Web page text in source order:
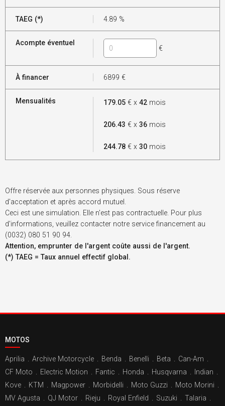
TAEG (*) 4.89 %
Acompte éventuel
€
À financer 6899 €
Mensualités 179.05 € x42 mois
206.43 € x36 mois
244.78 € x30 mois
Offre réservée aux personnes physiques. Sous réserve
d'acceptation et après accord mutuel.
Ceci est une simulation. Elle n'est pas contractuelle. Pour plus
d'informations, veuillez contacter notre service financement au
(0032) 080 51 90 94.
Attention, emprunter de l'argent coûte aussi de l'argent.
(*) TAEG = Taux annuel effectif global.
MOTOS
Aprilia Archive Motorcycle Benda Benelli Beta Can-Am
CF Moto
Electric Motion Fantic Honda Husqvarna Indian
Kove
KTM Magpower Morbidelli Moto Guzzi Moto Morini
MV Agusta
QJ Motor Rieju Royal Enfield Suzuki Talaria